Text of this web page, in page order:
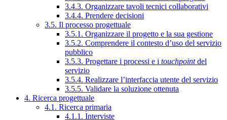
3.4.3. Organizzare tavoli tecnici collaborativi
3.4.4. Prendere decisioni
3.5. Il processo progettuale
3.5.1. Organizzare il progetto e la sua gestione
3.5.2. Comprendere il contesto d’uso del servizio
pubblico
3.5.3. Progettare i processi e i touchpointdel
servizio
3.5.4. Realizzare l’interfaccia utente del servizio
3.5.5. Validare la soluzione ottenuta
4. Ricerca progettuale
4.1. Ricerca primaria
4.1.1. Interviste